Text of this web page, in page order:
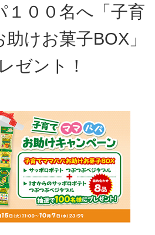
１００名へ「子育
けお菓子BOX」
ゼント！